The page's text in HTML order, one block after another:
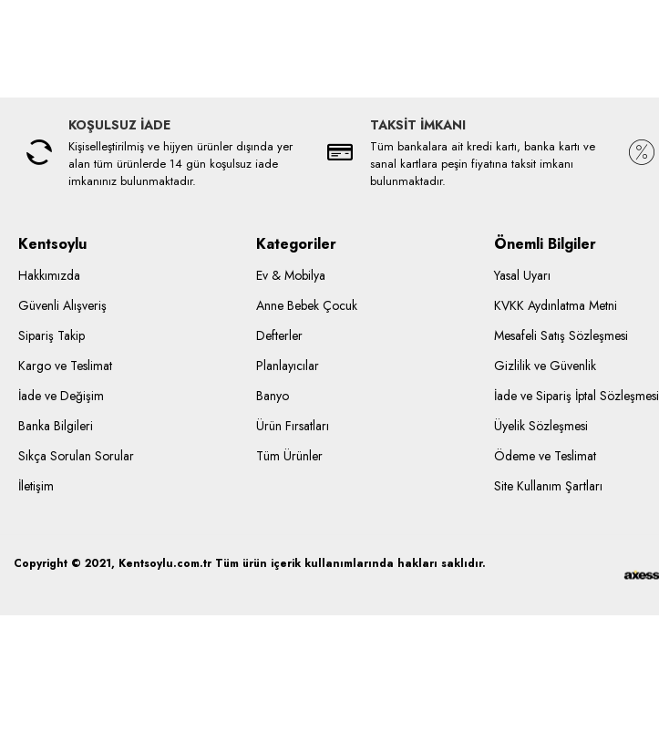
KOŞULSUZ İADE
Kişiselleştirilmiş ve hijyen ürünler dışında yer
alan tüm ürünlerde 14 gün koşulsuz iade
imkanınız bulunmaktadır.
TAKSİT İMKANI
Tüm bankalara ait kredi kartı, banka kartı ve
sanal kartlara peşin fiyatına taksit imkanı
bulunmaktadır.
Kentsoylu
Hakkımızda
Güvenli Alışveriş
Sipariş Takip
Kargo ve Teslimat
İade ve Değişim
Banka Bilgileri
Sıkça Sorulan Sorular
İletişim
Kategoriler
Ev & Mobilya
Anne Bebek Çocuk
Defterler
Planlayıcılar
Banyo
Ürün Fırsatları
Tüm Ürünler
Önemli Bilgiler
Yasal Uyarı
KVKK Aydınlatma Metni
Mesafeli Satış Sözleşmesi
Gizlilik ve Güvenlik
İade ve Sipariş İptal Sözleşmesi
Üyelik Sözleşmesi
Ödeme ve Teslimat
Site Kullanım Şartları
Copyright © 2021, Kentsoylu.com.tr Tüm ürün içerik kullanımlarında hakları saklıdır.